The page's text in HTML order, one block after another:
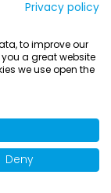
Privacy policy
to improve our
a great website
we use open the
Deny